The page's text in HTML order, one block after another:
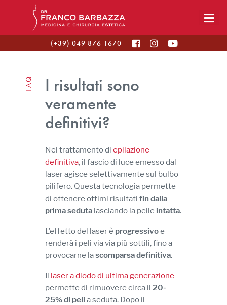
(+39) 049 876 1670
FAQ
I risultati sono
veramente
definitivi?
Nel trattamento di epilazione
definitiva, il fascio di luce emesso dal
laser agisce selettivamente sul bulbo
pilifero. Questa tecnologia permette
di ottenere ottimi risultati fin dalla
prima seduta lasciando la pelle intatta.
L’effetto del laser è progressivoe
renderà i peli via via più sottili, fino a
provocarne lascomparsa definitiva.
Il laser a diodo di ultima generazione
permette di rimuovere circa il 20-
25% di peli a seduta. Dopo il